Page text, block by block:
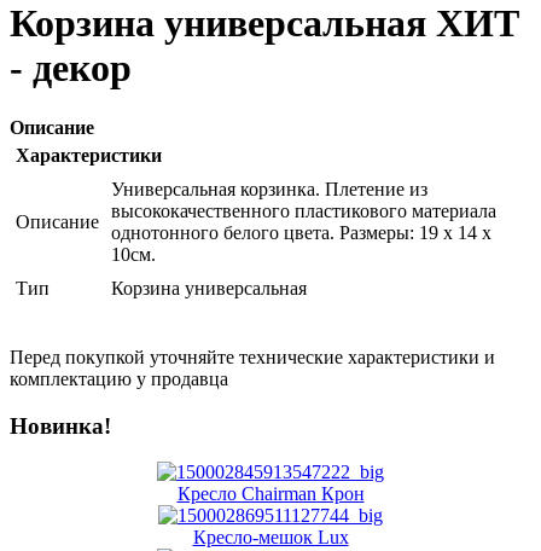
Корзина универсальная ХИТ
- декор
Описание
Характеристики
Описание
Универсальная корзинка. Плетение из
высококачественного пластикового материала
однотонного белого цвета. Размеры: 19 х 14 х
10см.
Тип
Корзина универсальная
Перед покупкой уточняйте технические характеристики и
комплектацию у продавца
Новинка!
Кресло Chairman Крон
Кресло-мешок Lux